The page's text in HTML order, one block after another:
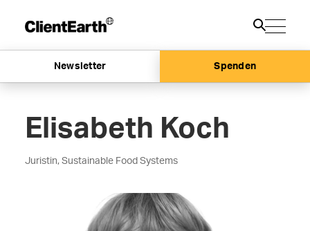
Newsletter Spenden
Elisabeth Koch
Juristin, Sustainable Food Systems